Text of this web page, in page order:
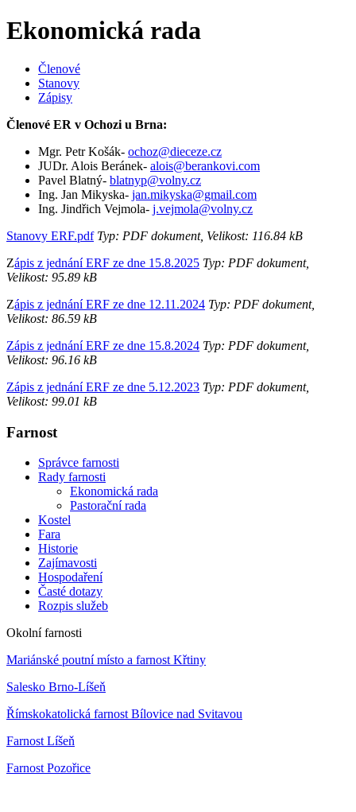
Ekonomická rada
Členové
Stanovy
Zápisy
Členové ER v Ochozi u Brna:
Mgr. Petr Košák- ochoz@dieceze.cz
JUDr. Alois Beránek- alois@berankovi.com
Pavel Blatný- blatnyp@volny.cz
Ing. Jan Mikyska- jan.mikyska@gmail.com
Ing. Jindřich Vejmola- j.vejmola@volny.cz
Stanovy ERF.pdfTyp: PDF dokument, Velikost: 116.84 kB
Zápis z jednání ERF ze dne 15.8.2025 Typ: PDF dokument,
Velikost: 95.89 kB
Zápis z jednání ERF ze dne 12.11.2024 Typ: PDF dokument,
Velikost: 86.59 kB
Zápis z jednání ERF ze dne 15.8.2024 Typ: PDF dokument,
Velikost: 96.16 kB
Zápis z jednání ERF ze dne 5.12.2023 Typ: PDF dokument,
Velikost: 99.01 kB
Farnost
Správce farnosti
Rady farnosti
Ekonomická rada
Pastorační rada
Kostel
Fara
Historie
Zajímavosti
Hospodaření
Časté dotazy
Rozpis služeb
Okolní farnosti
Mariánské poutní místo a farnost Křtiny
Salesko Brno-Líšeň
Římskokatolická farnost Bílovice nad Svitavou
Farnost Líšeň
Farnost Pozořice